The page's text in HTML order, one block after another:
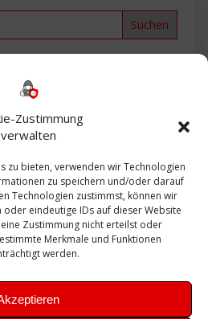
Zustimmung
verwalten
zu bieten, verwenden wir Technologien
zu speichern und/oder darauf
Technologien zustimmst, können wir
oder eindeutige IDs auf dieser Website
Zustimmung nicht erteilst oder
Merkmale und Funktionen
werden.
Search
firewall Fritzbox
Microsoft
Server Sicherheit
SSL Ubuntu
VCenter VCSA Veeam
WAZUH Windows